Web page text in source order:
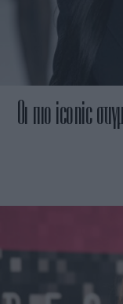
Οι πιο iconic